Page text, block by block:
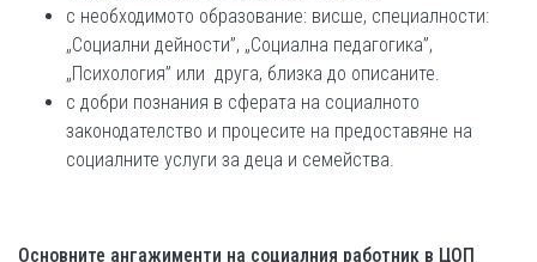
с необходимото образование: висше, специалности:
„Социални дейности”, „Социална педагогика”,
„Психология” или друга, близка до описаните.
с добри познания в сферата на социалното
законодателство и процесите на предоставяне на
социалните услуги за деца и семейства.
Основните ангажименти на социалния работник в ЦОП